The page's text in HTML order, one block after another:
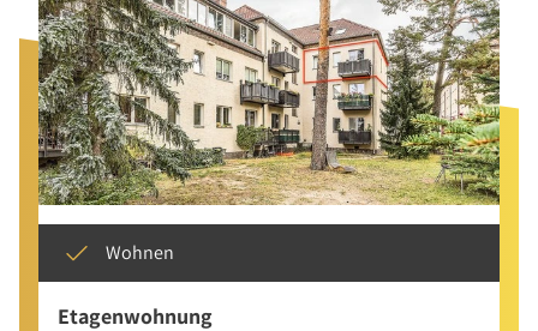
Wohnen
Etagenwohnung